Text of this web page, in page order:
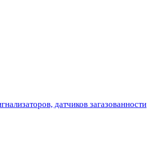
датчиков загазованности